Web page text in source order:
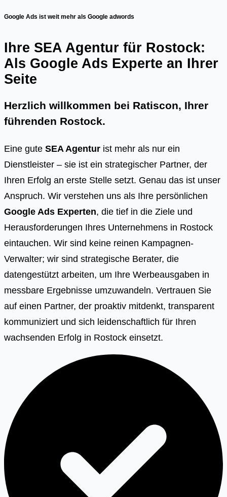
Google Ads ist weit mehr als Google adwords
Ihre SEA Agentur für Rostock:
Als Google Ads Experte an Ihrer
Seite
Herzlich willkommen bei Ratiscon, Ihrer
führenden Rostock.
Eine gute SEA Agentur ist mehr als nur ein
Dienstleister – sie ist ein strategischer Partner, der
Ihren Erfolg an erste Stelle setzt. Genau das ist unser
Anspruch. Wir verstehen uns als Ihre persönlichen
Google Ads Experten, die tief in die Ziele und
Herausforderungen Ihres Unternehmens in Rostock
eintauchen. Wir sind keine reinen Kampagnen-
Verwalter; wir sind strategische Berater, die
datengestützt arbeiten, um Ihre Werbeausgaben in
messbare Ergebnisse umzuwandeln. Vertrauen Sie
auf einen Partner, der proaktiv mitdenkt, transparent
kommuniziert und sich leidenschaftlich für Ihren
wachsenden Erfolg in Rostock einsetzt.